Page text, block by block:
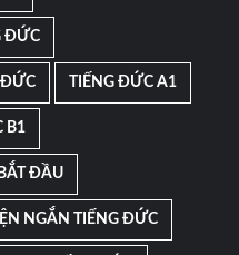
ĐỨC
ĐỨC TIẾNG ĐỨC A1
B1
ĐẦU
NGẮN TIẾNG ĐỨC